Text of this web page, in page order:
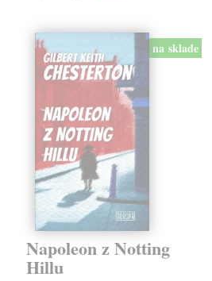
na sklade
Napoleon z Notting
Hillu